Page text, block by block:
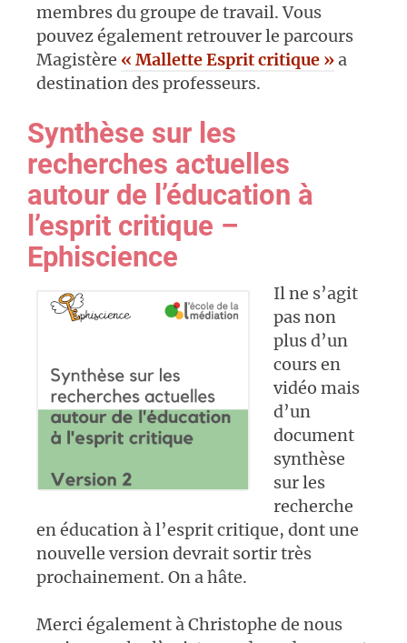
membres du groupe de travail. Vous
pouvez également retrouver le parcours
Magistère « Mallette Esprit critique »a
destination des professeurs.
Synthèse sur les
recherches actuelles
autour de l’éducation à
l’esprit critique –
Ephiscience
Il ne s’agit
pas non
plus d’un
cours en
vidéo mais
d’un
document
synthèse
sur les
recherche
en éducation à l’esprit critique, dont une
nouvelle version devrait sortir très
prochainement. On a hâte.
Merci également à Christophe de nous